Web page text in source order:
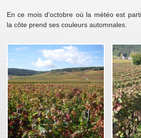
En ce mois d’octobre où la météo est
la côte prend ses couleurs automnales.